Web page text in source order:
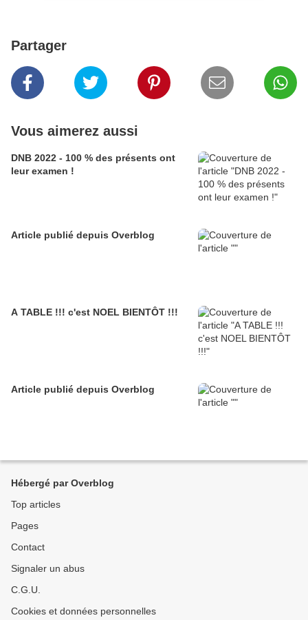
Partager
Vous aimerez aussi
DNB 2022 - 100 % des présents ont
leur examen !
Article publié depuis Overblog
A TABLE !!! c'est NOEL BIENTÔT !!!
Article publié depuis Overblog
Hébergé par Overblog
Top articles
Pages
Contact
Signaler un abus
C.G.U.
Cookies et données personnelles